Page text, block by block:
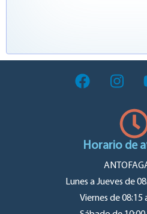
Horario de
Lunes a Jueves de
Viernes de 08:15